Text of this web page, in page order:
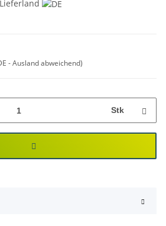
- Ausland abweichend)
Stk